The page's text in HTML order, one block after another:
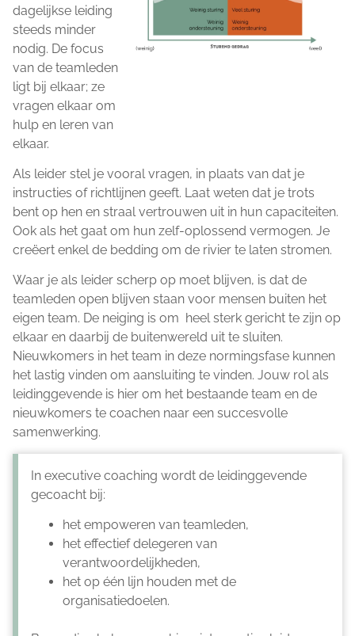
dagelijkse leiding
steeds minder
nodig. De focus
van de teamleden
ligt bij elkaar; ze
vragen elkaar om
hulp en leren van
elkaar.
Als leider stel je vooral vragen, in plaats van dat je
instructies of richtlijnen geeft. Laat weten dat je trots
bent op hen en straal vertrouwen uit in hun capaciteiten.
Ook als het gaat om hun zelf-oplossend vermogen. Je
creëert enkel de bedding om de rivier te laten stromen.
Waar je als leider scherp op moet blijven, is dat de
teamleden open blijven staan voor mensen buiten het
eigen team. De neiging is om heel sterk gericht te zijn op
elkaar en daarbij de buitenwereld uit te sluiten.
Nieuwkomers in het team in deze normingsfase kunnen
het lastig vinden om aansluiting te vinden. Jouw rol als
leidinggevende is hier om het bestaande team en de
nieuwkomers te coachen naar een succesvolle
samenwerking.
In executive coaching wordt de leidinggevende
gecoacht bij:
het empoweren van teamleden,
het effectief delegeren van
verantwoordelijkheden,
het op één lijn houden met de
organisatiedoelen.